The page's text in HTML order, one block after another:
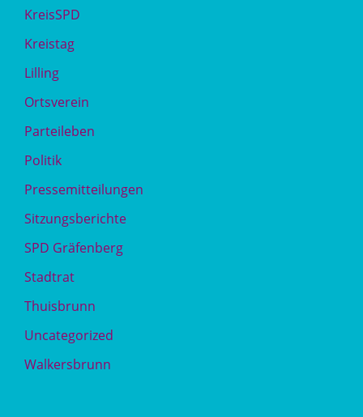
KreisSPD
Kreistag
Lilling
Ortsverein
Parteileben
Politik
Pressemitteilungen
Sitzungsberichte
SPD Gräfenberg
Stadtrat
Thuisbrunn
Uncategorized
Walkersbrunn